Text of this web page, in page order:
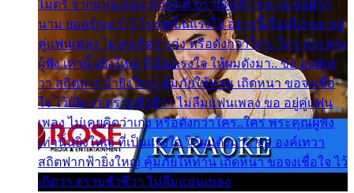
ไมตรี จากแฟนเพลง ทุกทุกที่ ปราณีหลั่งไหล ผมขอฝาก
นาม ยอดรักเอาไว้ โปรดเป็นแรงใจ อย่างนี้เรื่อยไป ขอ อยู่
คู่แฟนเพลง ไม่เคยคิดว่าเก่ง หรือดังกว่าใคร..ใคร พระคุณ
ผู้ฟัง เท่านั้นยิ่งใหญ่ ที่เป็นแรงใจ ให้ผมดังมา.. ขอ องค์เท
วา สถิตฟากฟ้ายิ่งใหญ่ คุ้มภัยให้ท่าน เถิดหนา ขอจงเชื่อ
ใจ ไว้เถิดว่า ตราบชั่วชีวา ไม่ลืมแฟนเพลง ขอ อยู่คู่แฟน
เพลง ไม่เคยคิดว่าเก่ง หรือดังกว่าใคร..ใคร พระคุณผู้ฟัง
เท่านั้นยิ่งใหญ่ ที่เป็นแรงใจ ให้ผมดังมา.. ขอ องค์เทวา
สถิตฟากฟ้ายิ่งใหญ่ คุ้มภัยให้ท่าน เถิดหนา ขอจงเชื่อใจ ไว้
เถิดว่า ตราบชั่วชีวา ไม่ลืมแฟนเพลง